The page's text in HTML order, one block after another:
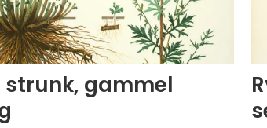
strunk, gammel